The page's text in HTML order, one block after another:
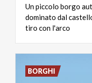
Un piccolo borgo
dominato dal
tiro con l'arco
BORGHI